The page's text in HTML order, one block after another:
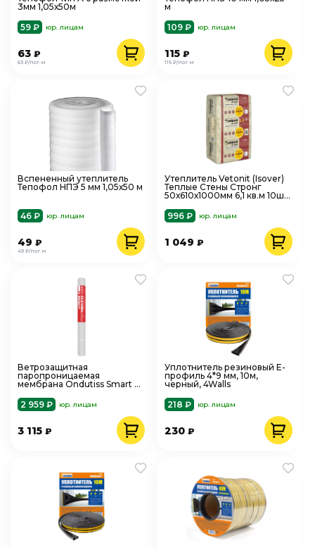
3мм 1,05х50м
59 ₽
юр. лицам
63 ₽/пог.м
63 ₽
м
109 ₽
юр. лицам
115 ₽/пог.м
115₽
Вспененный утеплитель
Тепофол НПЭ 5 мм 1,05х50 м
46 ₽ юр. лицам
49 ₽/пог.м
49 ₽
Утеплитель Vetonit (Isover)
Теплые Стены Стронг
50х610х1000мм 6,1 кв.м 10шт/
996 ₽
юр. лицам
1 049₽
Ветрозащитная
паропроницаемая
мембрана Ondutiss Smart А
2 959 ₽
юр. лицам
3 115 ₽
Уплотнитель резиновый E-
профиль 4*9 мм, 10м,
черный, 4Walls
218 ₽
юр. лицам
230₽